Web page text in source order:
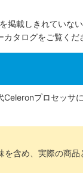
掲載しきれていな
カタログをご覧くだ
プロセッサ
を含め、実際の商